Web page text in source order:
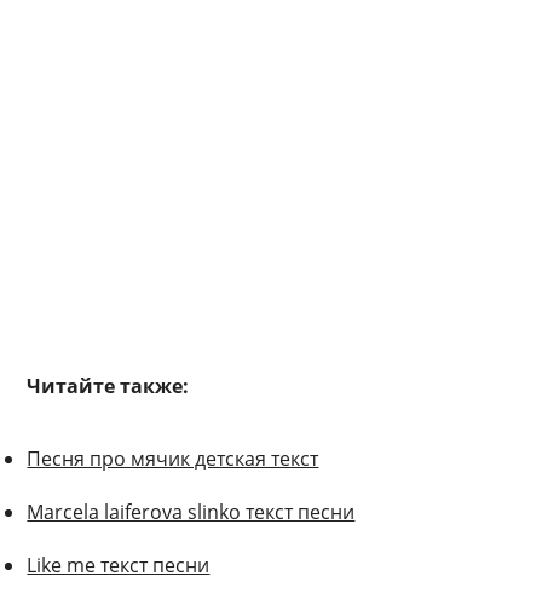
Читайте также:
Песня про мячик детская текст
Marcela laiferova slinko текст песни
Like me текст песни